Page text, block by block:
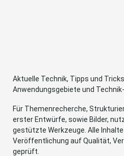
Aktuelle Technik, Tipps und
Anwendungsgebiete und
Für Themenrecherche,
erster Entwürfe, sowie Bilder,
gestützte Werkzeuge. Alle
Veröffentlichung auf Qualität,
geprüft.